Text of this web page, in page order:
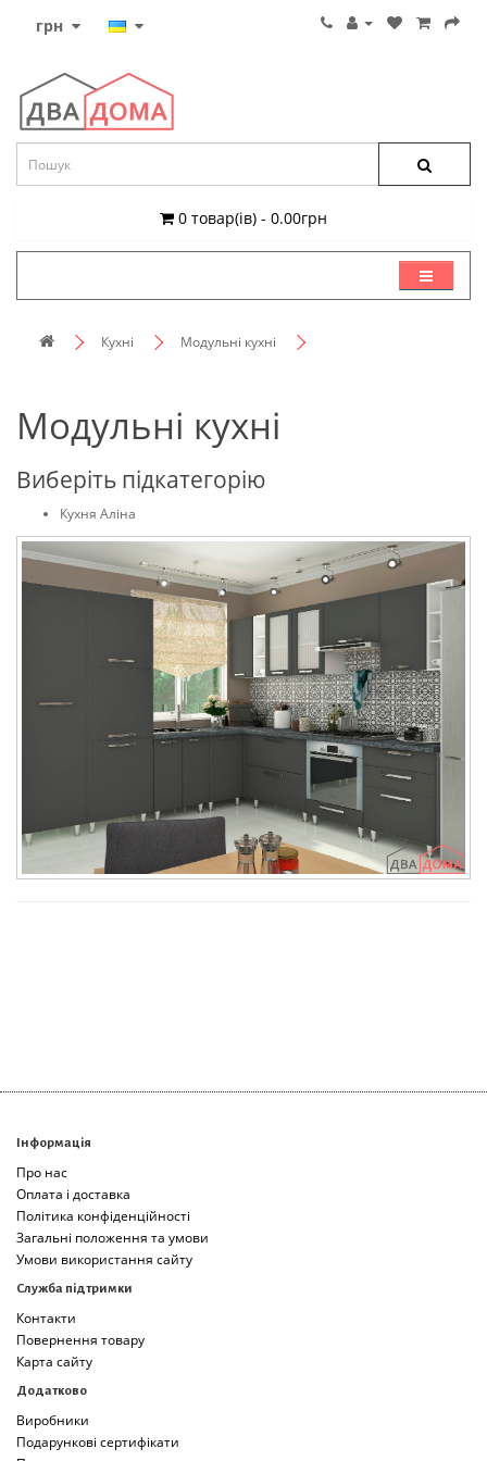
грн
0 товар(ів) - 0.00грн
Кухні Модульні кухні
Модульні кухні
Виберіть підкатегорію
Кухня Аліна
Інформація
Про нас
Оплата і доставка
Політика конфіденційності
Загальні положення та умови
Умови використання сайту
Служба підтримки
Контакти
Повернення товару
Карта сайту
Додатково
Виробники
Подарункові сертифікати